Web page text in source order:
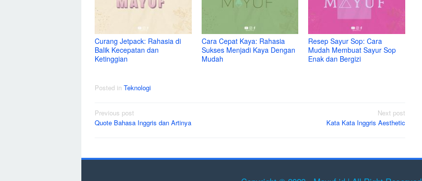
Curang Jetpack: Rahasia di
Balik Kecepatan dan
Ketinggian
Cara Cepat Kaya: Rahasia
Sukses Menjadi Kaya Dengan
Mudah
Resep Sayur Sop: Cara
Mudah Membuat Sayur Sop
Enak dan Bergizi
Posted in Teknologi
Post
navigation
Previous post
Quote Bahasa Inggris dan Artinya
Next post
Kata Kata Inggris Aesthetic